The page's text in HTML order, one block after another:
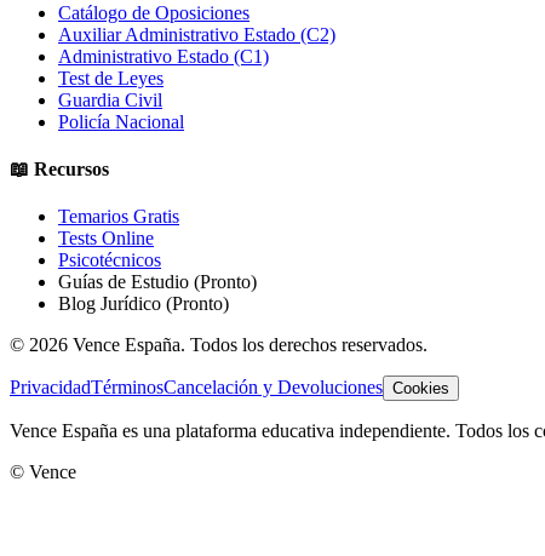
Catálogo de Oposiciones
Auxiliar Administrativo Estado (C2)
Administrativo Estado (C1)
Test de Leyes
Guardia Civil
Policía Nacional
📖 Recursos
Temarios Gratis
Tests Online
Psicotécnicos
Guías de Estudio (Pronto)
Blog Jurídico (Pronto)
© 2026 Vence España. Todos los derechos reservados.
PrivacidadTérminosCancelación y Devoluciones Cookies
Vence España es una plataforma educativa independiente. Todos
© Vence